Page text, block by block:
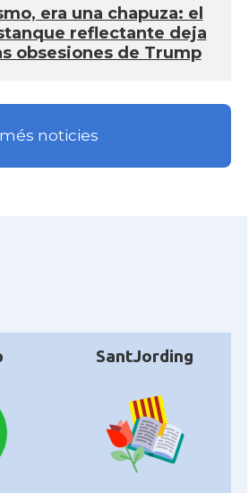
era una chapuza: el
reflectante deja
obsesiones de Trump
més noticies
SantJording